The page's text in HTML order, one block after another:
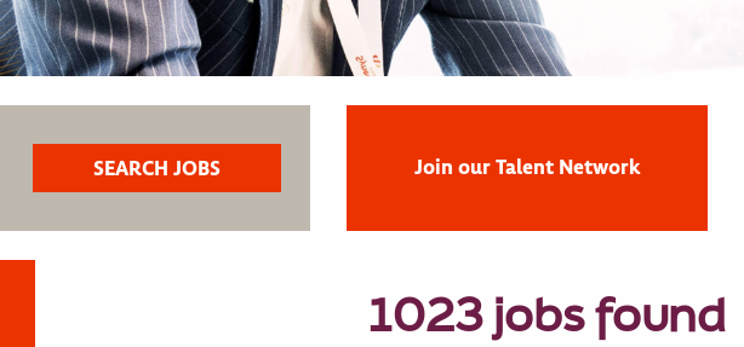
Join our Talent Network
1023 jobs found